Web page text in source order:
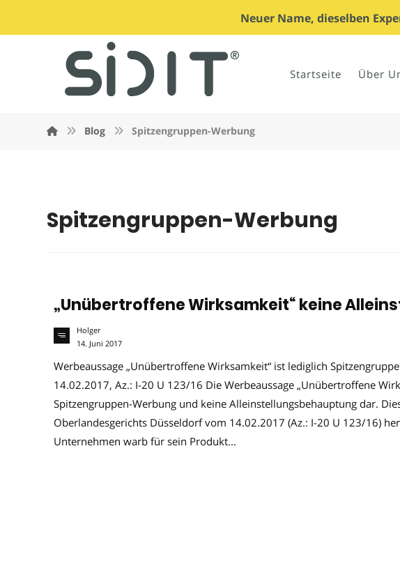
Neuer Name, dieselben
Startseite Über
Blog Spitzengruppen-Werbung
Spitzengruppen-Werbung
„Unübertroffene Wirksamkeit“ keine
Holger
14. Juni 2017
Werbeaussage „Unübertroffene Wirksamkeit“ ist lediglich
14.02.2017, Az.: I-20 U 123/16 Die Werbeaussage „Unübertroffene
Spitzengruppen-Werbung und keine Alleinstellungsbehauptung dar.
Oberlandesgerichts Düsseldorf vom 14.02.2017 (Az.: I-20 U 123/16)
Unternehmen warb für sein Produkt...